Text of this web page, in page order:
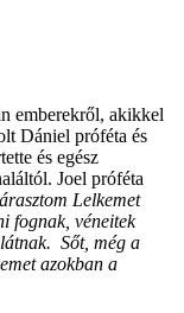
emberekről, akikkel
Dániel próféta és
és egész
Joel próféta
Lelkemet
fognak, véneitek
Sőt, még a
azokban a